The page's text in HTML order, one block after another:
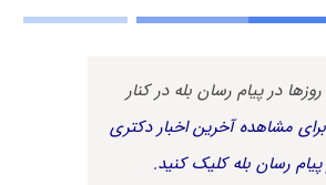
در پیام رسان بله در کنار
برای مشاهده آخرین اخبار دکتری
پیام رسان بله کلیک کنید.